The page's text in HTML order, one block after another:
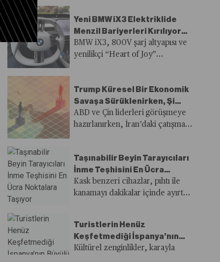
Yeni BMW iX3 Elektriklide
Menzil Bariyerleri Kırılıyor
mu?
BMW iX3, 800V şarj altyapısı ve
yenilikçi “Heart of Joy”
Trump Küresel Bir Ekonomik
Savaşa Sürüklenirken, Şi
Jinping Hazırdı
ABD ve Çin liderleri görüşmeye
hazırlanırken, İran’daki çatışma
sınırlarını gözler önüne seriyor.
Taşınabilir Beyin Tarayıcıları
İnme Teşhisini En Ücra
Noktalara Taşıyor
Kask benzeri cihazlar, pıhtı ile
kanamayı dakikalar içinde ayırt
değiştirebilir.
Turistlerin Henüz
Keşfetmediği İspanya’nın
Büyülü Köşesi
Kültürel zenginlikler, karayla